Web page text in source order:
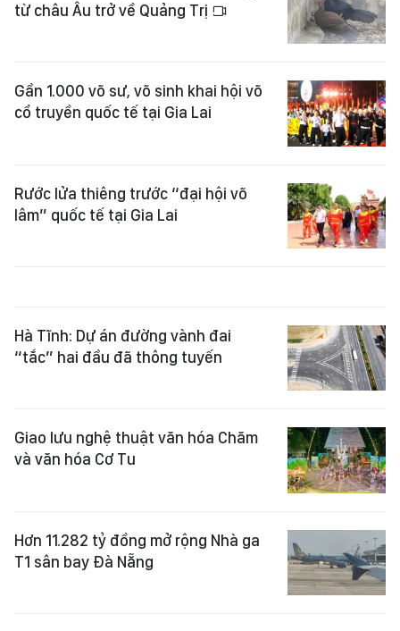
từ châu Âu trở về Quảng Trị
Gần 1.000 võ sư, võ sinh khai hội võ
cổ truyền quốc tế tại Gia Lai
Rước lửa thiêng trước “đại hội võ
lâm” quốc tế tại Gia Lai
Hà Tĩnh: Dự án đường vành đai
“tắc” hai đầu đã thông tuyến
Giao lưu nghệ thuật văn hóa Chăm
và văn hóa Cơ Tu
Hơn 11.282 tỷ đồng mở rộng Nhà ga
T1 sân bay Đà Nẵng